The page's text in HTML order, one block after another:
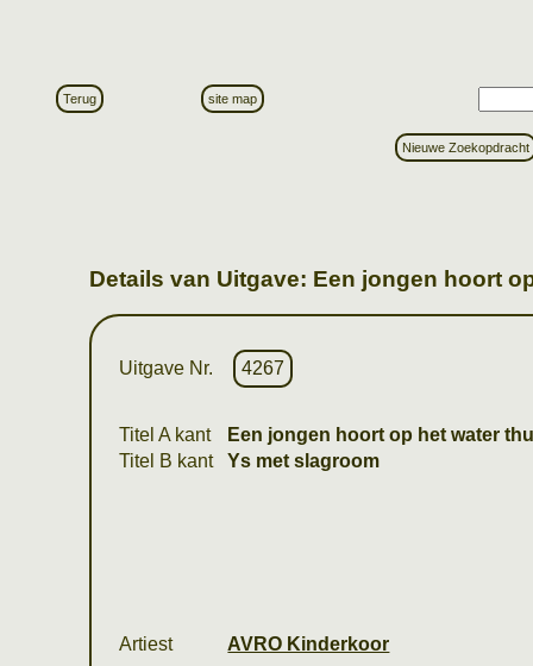
Terug site map
Nieuwe Zoekopdracht
Details van Uitgave: Een jongen hoort
Uitgave Nr. 4267
Titel A kant
Een jongen hoort op het water
Titel B kant
Ys met slagroom
Artiest AVRO Kinderkoor